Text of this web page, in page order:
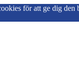
för att ge dig den